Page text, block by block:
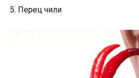
5. Перец чили